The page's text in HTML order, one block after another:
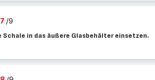
/9
Schale in das äußere Glasbehälter einsetzen.